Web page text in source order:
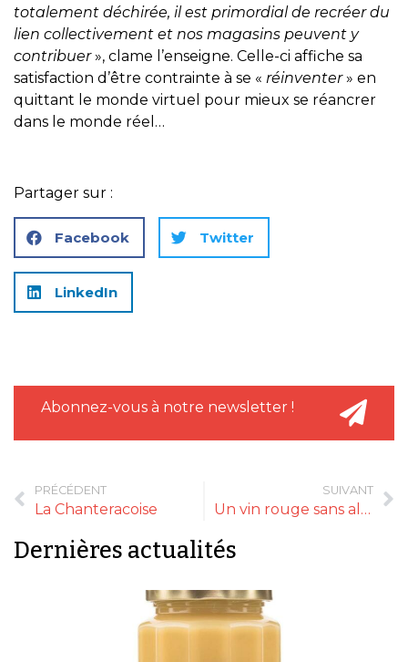
totalement déchirée, il est primordial de recréer du
lien collectivement et nos magasins peuvent y
contribuer», clame l’enseigne. Celle-ci affiche sa
satisfaction d’être contrainte à se « réinventer» en
quittant le monde virtuel pour mieux se réancrer
dans le monde réel…
Partager sur :
Facebook Twitter
LinkedIn
Abonnez-vous à notre newsletter !
PRÉCÉDENT
La Chanteracoise
SUIVANT
Un vin rouge sans alcool convainquant
Dernières actualités